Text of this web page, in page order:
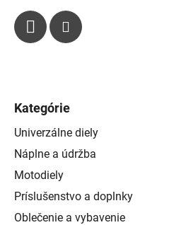
Kategórie
Univerzálne diely
Náplne a údržba
Motodiely
Príslušenstvo a doplnky
Oblečenie a vybavenie